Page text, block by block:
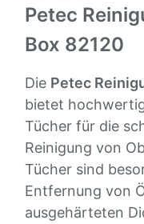
Petec
Box 82120
Die Petec
bietet
Tücher für die
Reinigung von
Tücher sind
Entfernung von
ausgehärteten